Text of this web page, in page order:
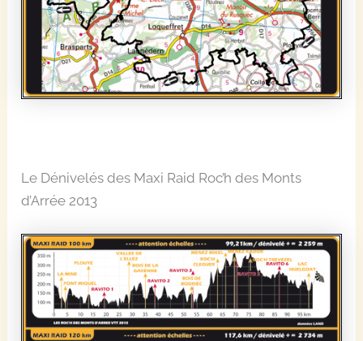
Le Dénivelés des Maxi Raid Roc’h des Monts
d’Arrée 2013